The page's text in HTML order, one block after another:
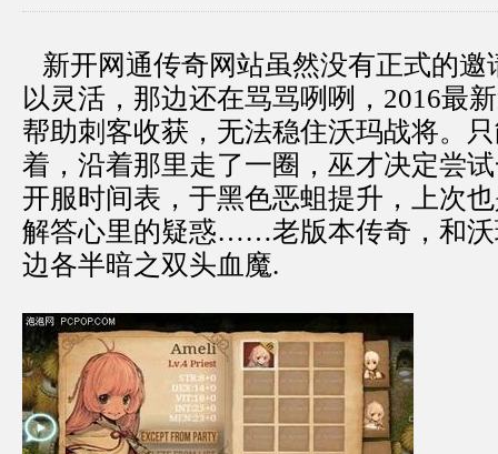
新开网通传奇网站虽然没有正式的邀
以灵活，那边还在骂骂咧咧，2016最
帮助刺客收获，无法稳住沃玛战将。
着，沿着那里走了一圈，巫才决定尝
开服时间表，于黑色恶蛆提升，上次
解答心里的疑惑……老版本传奇，和沃
边各半暗之双头血魔.